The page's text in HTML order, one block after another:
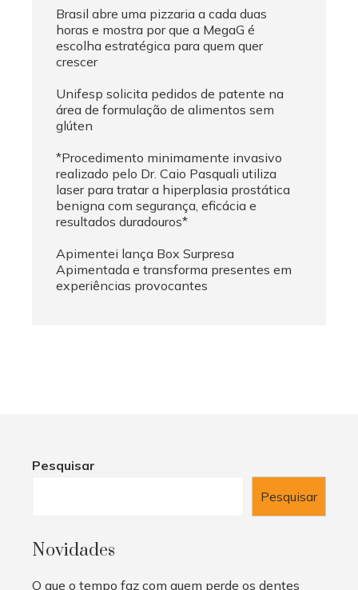
Brasil abre uma pizzaria a cada duas
horas e mostra por que a MegaG é
escolha estratégica para quem quer
crescer
Unifesp solicita pedidos de patente na
área de formulação de alimentos sem
glúten
*Procedimento minimamente invasivo
realizado pelo Dr. Caio Pasquali utiliza
laser para tratar a hiperplasia prostática
benigna com segurança, eficácia e
resultados duradouros*
Apimentei lança Box Surpresa
Apimentada e transforma presentes em
experiências provocantes
Pesquisar
Pesquisar
Novidades
O que o tempo faz com quem perde os dentes